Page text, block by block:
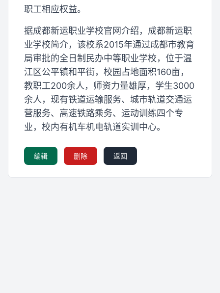
职工相应权益。
据成都新运职业学校官网介绍，成都新运职
业学校简介，该校系2015年通过成都市教育
局审批的全日制民办中等职业学校，位于温
江区公平镇和平街，校园占地面积160亩，
教职工200余人，师资力量雄厚，学生3000
余人，现有铁道运输服务、城市轨道交通运
营服务、高速铁路乘务、运动训练四个专
业，校内有机车机电轨道实训中心。
编辑 删除 返回